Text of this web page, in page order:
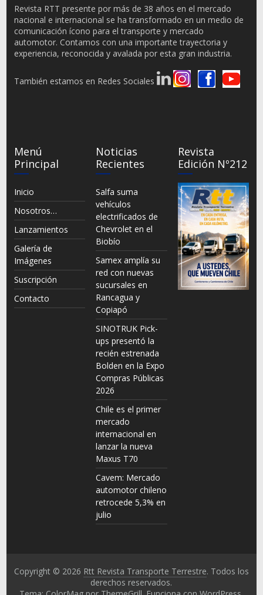
Revista RTT presente por más de 38 años en el mercado
nacional e internacional se ha transformado en un medio de
comunicación ícono para el transporte y mercado
automotor. Contamos con una importante trayectoria y
experiencia, reconocida y avalada por esta gran industria.
También estamos en Redes Sociales
Menú
Principal
Inicio
Nosotros…
Lanzamientos
Galería de
Imágenes
Suscripción
Contacto
Noticias
Recientes
Salfa suma
vehículos
electrificados de
Chevrolet en el
Biobío
Samex amplía su
red con nuevas
sucursales en
Rancagua y
Copiapó
SINOTRUK Pick-
ups presentó la
recién estrenada
Bolden en la Expo
Compras Públicas
2026
Chile es el primer
mercado
internacional en
lanzar la nueva
Maxus T70
Cavem: Mercado
automotor chileno
retrocede 5,3% en
julio
Revista
Edición Nº212
Copyright © 2026 Rtt Revista Transporte Terrestre. Todos los
derechos reservados.